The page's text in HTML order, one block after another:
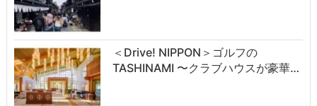
＜Drive! NIPPON＞ゴルフの
TASHINAMI 〜クラブハウスが豪華…